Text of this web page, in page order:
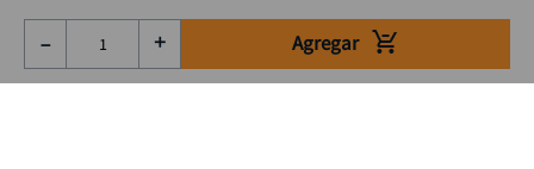
＋
－ Agregar
Suscríbete a nuestro Newsletter